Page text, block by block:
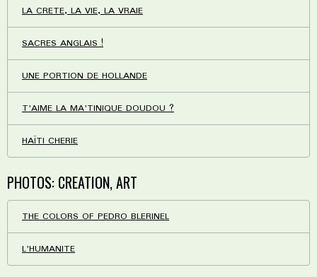
LA CRETE, LA VIE, LA VRAIE
SACRES ANGLAIS !
UNE PORTION DE HOLLANDE
T'AIME LA MA'TINIQUE DOUDOU ?
HAÏTI CHERIE
PHOTOS: CREATION, ART
THE COLORS OF PEDRO BLERINEL
L'HUMANITE